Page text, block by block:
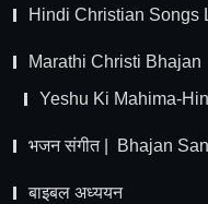
Hindi Christian Songs
Marathi Christi Bhajan
Yeshu Ki Mahima-
भजन संगीत | Bhajan
बाइबल अध्ययन